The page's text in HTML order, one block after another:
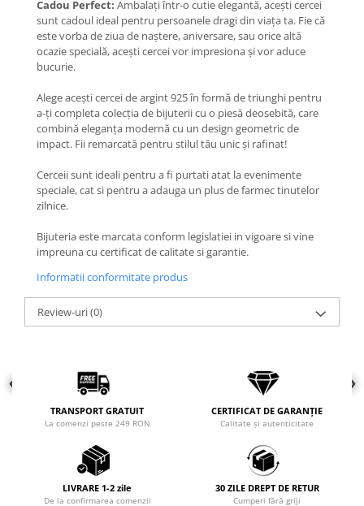
Brățări din Argint cu pietre
semiprețioase
Brățări elastice cu pietre
semiprețioase
BRĂȚĂRI DE PICIOR
Brățări de picior din Aur
Brățări de picior din Argint
Coliere cu mărgele colorate și
Argint
Cadou Perfect: Ambalați într-o cutie elegantă, acești cercei
sunt cadoul ideal pentru persoanele dragi din viața ta. Fie că
este vorba de ziua de naștere, aniversare, sau orice altă
ocazie specială, acești cercei vor impresiona și vor aduce
bucurie.
Alege acești cercei de argint 925 în formă de triunghi pentru
a-ți completa colecția de bijuterii cu o piesă deosebită, care
combină eleganța modernă cu un design geometric de
impact. Fii remarcată pentru stilul tău unic și rafinat!
Cerceii sunt ideali pentru a fi purtati atat la evenimente
speciale, cat si pentru a adauga un plus de farmec tinutelor
zilnice.
Bijuteria este marcata conform legislatiei in vigoare si vine
impreuna cu certificat de calitate si garantie.
Informatii conformitate produs
Review-uri(0)
TRANSPORT GRATUIT
La comenzi peste 249 RON
CERTIFICAT DE GARANȚIE
Calitate și autenticitate
LIVRARE 1-2 zile
De la confirmarea comenzii
30 ZILE DREPT DE RETUR
Cumperi fără griji